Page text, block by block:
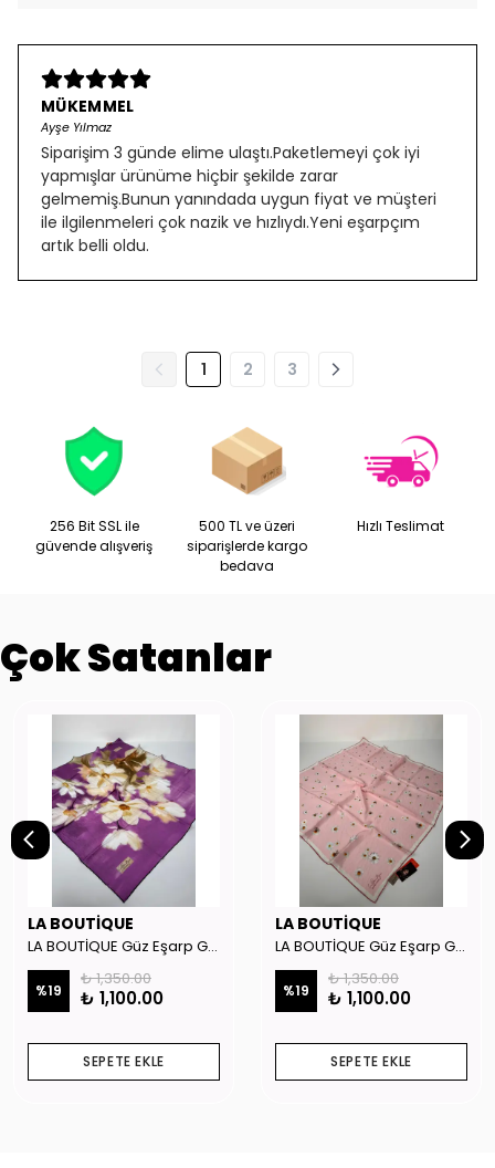
MÜKEMMEL
Ayşe Yılmaz
Siparişim 3 günde elime ulaştı.Paketlemeyi çok iyi
yapmışlar ürünüme hiçbir şekilde zarar
gelmemiş.Bunun yanındada uygun fiyat ve müşteri
ile ilgilenmeleri çok nazik ve hızlıydı.Yeni eşarpçım
artık belli oldu.
1 2 3
256 Bit SSL ile
güvende alışveriş
500 TL ve üzeri
siparişlerde kargo
bedava
Hızlı Teslimat
Çok Satanlar
LA BOUTİQUE
LA BOUTİQUE Güz Eşarp GYSE262908
%19
₺ 1,350.00
₺ 1,100.00
SEPETE EKLE
LA BOUTİQUE
LA BOUTİQUE Güz Eşarp GYSE130804
%19
₺ 1,350.00
₺ 1,100.00
SEPETE EKLE